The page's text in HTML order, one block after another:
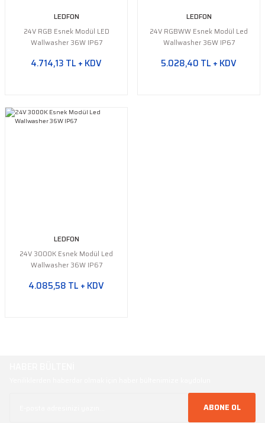
LEDFON
24V RGB Esnek Modül LED
Wallwasher 36W IP67
4.714,13 TL + KDV
LEDFON
24V RGBWW Esnek Modül Led
Wallwasher 36W IP67
5.028,40 TL + KDV
LEDFON
24V 3000K Esnek Modül Led
Wallwasher 36W IP67
4.085,58 TL + KDV
ABONE OL